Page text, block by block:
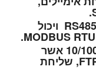
ה FieldLogger מגיע עם ממשקRS485 ויכול
מגיע עם חיבור 10/100Mbps Ethernet אשר
מאשפר גישה דרך דפדפן, שרת FTP, שליחת